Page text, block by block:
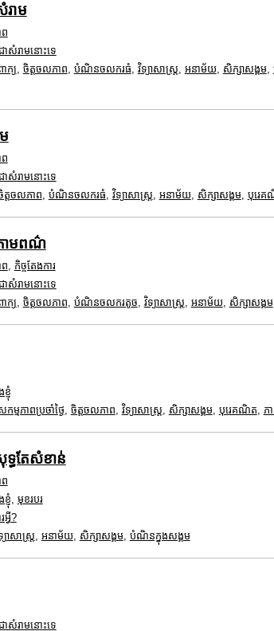
រាម
ព
ាសំរាមនោះទេ
ាក្យ ចិត្តចលភាព បំណិនចលករធំ វិទ្យាសាស្រ្ត អនាម័យ, សិក្សាសង្គម,
ព
ាសំរាមនោះទេ
ត្តចលភាព បំណិនចលករធំ វិទ្យាសាស្រ្ត អនាម័យ, សិក្សាសង្គម, បុរេ
ាមពណ៌
ព
កិច្ចតែងការ
ាសំរាមនោះទេ
ាក្យ ចិត្តចលភាព បំណិនចលករតូច វិទ្យាសាស្រ្ត អនាម័យ, សិក្សាសង្គម,
ញុំ
កម្មភាពប្រចាំថ្ងៃ ចិត្តចលភាព វិទ្យាសាស្រ្ត សិក្សាសង្គម, បុរេគណិត ភ
ធតែសំខាន់
ព
ញុំ មុខរបរ
អ្វី?
យាសាស្រ្ត អនាម័យ, សិក្សាសង្គម, បំណិនក្នុងសង្គម
ាសំរាមនោះទេ